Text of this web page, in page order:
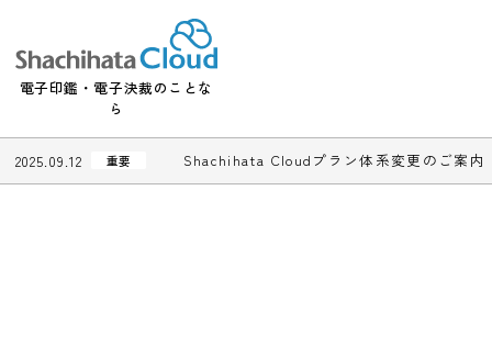
電子印鑑・電子決裁のことな
ら
2025.09.12 Shachihata Cloudプラン体系変更の